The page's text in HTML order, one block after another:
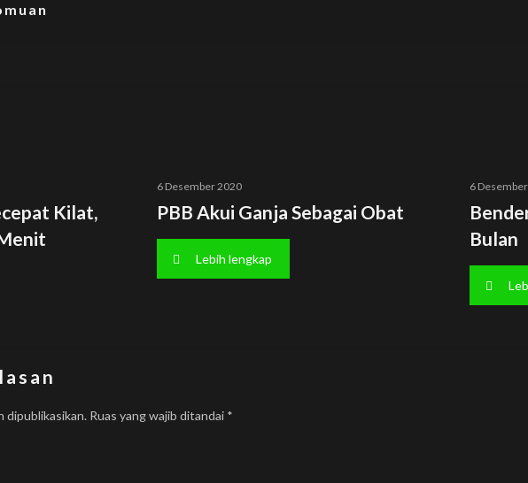
Kilat,
6 Desember 2020
PBB Akui Ganja Sebagai Obat
Lebih lengkap
6
Bulan
dipublikasikan. Ruas yang wajib ditandai *